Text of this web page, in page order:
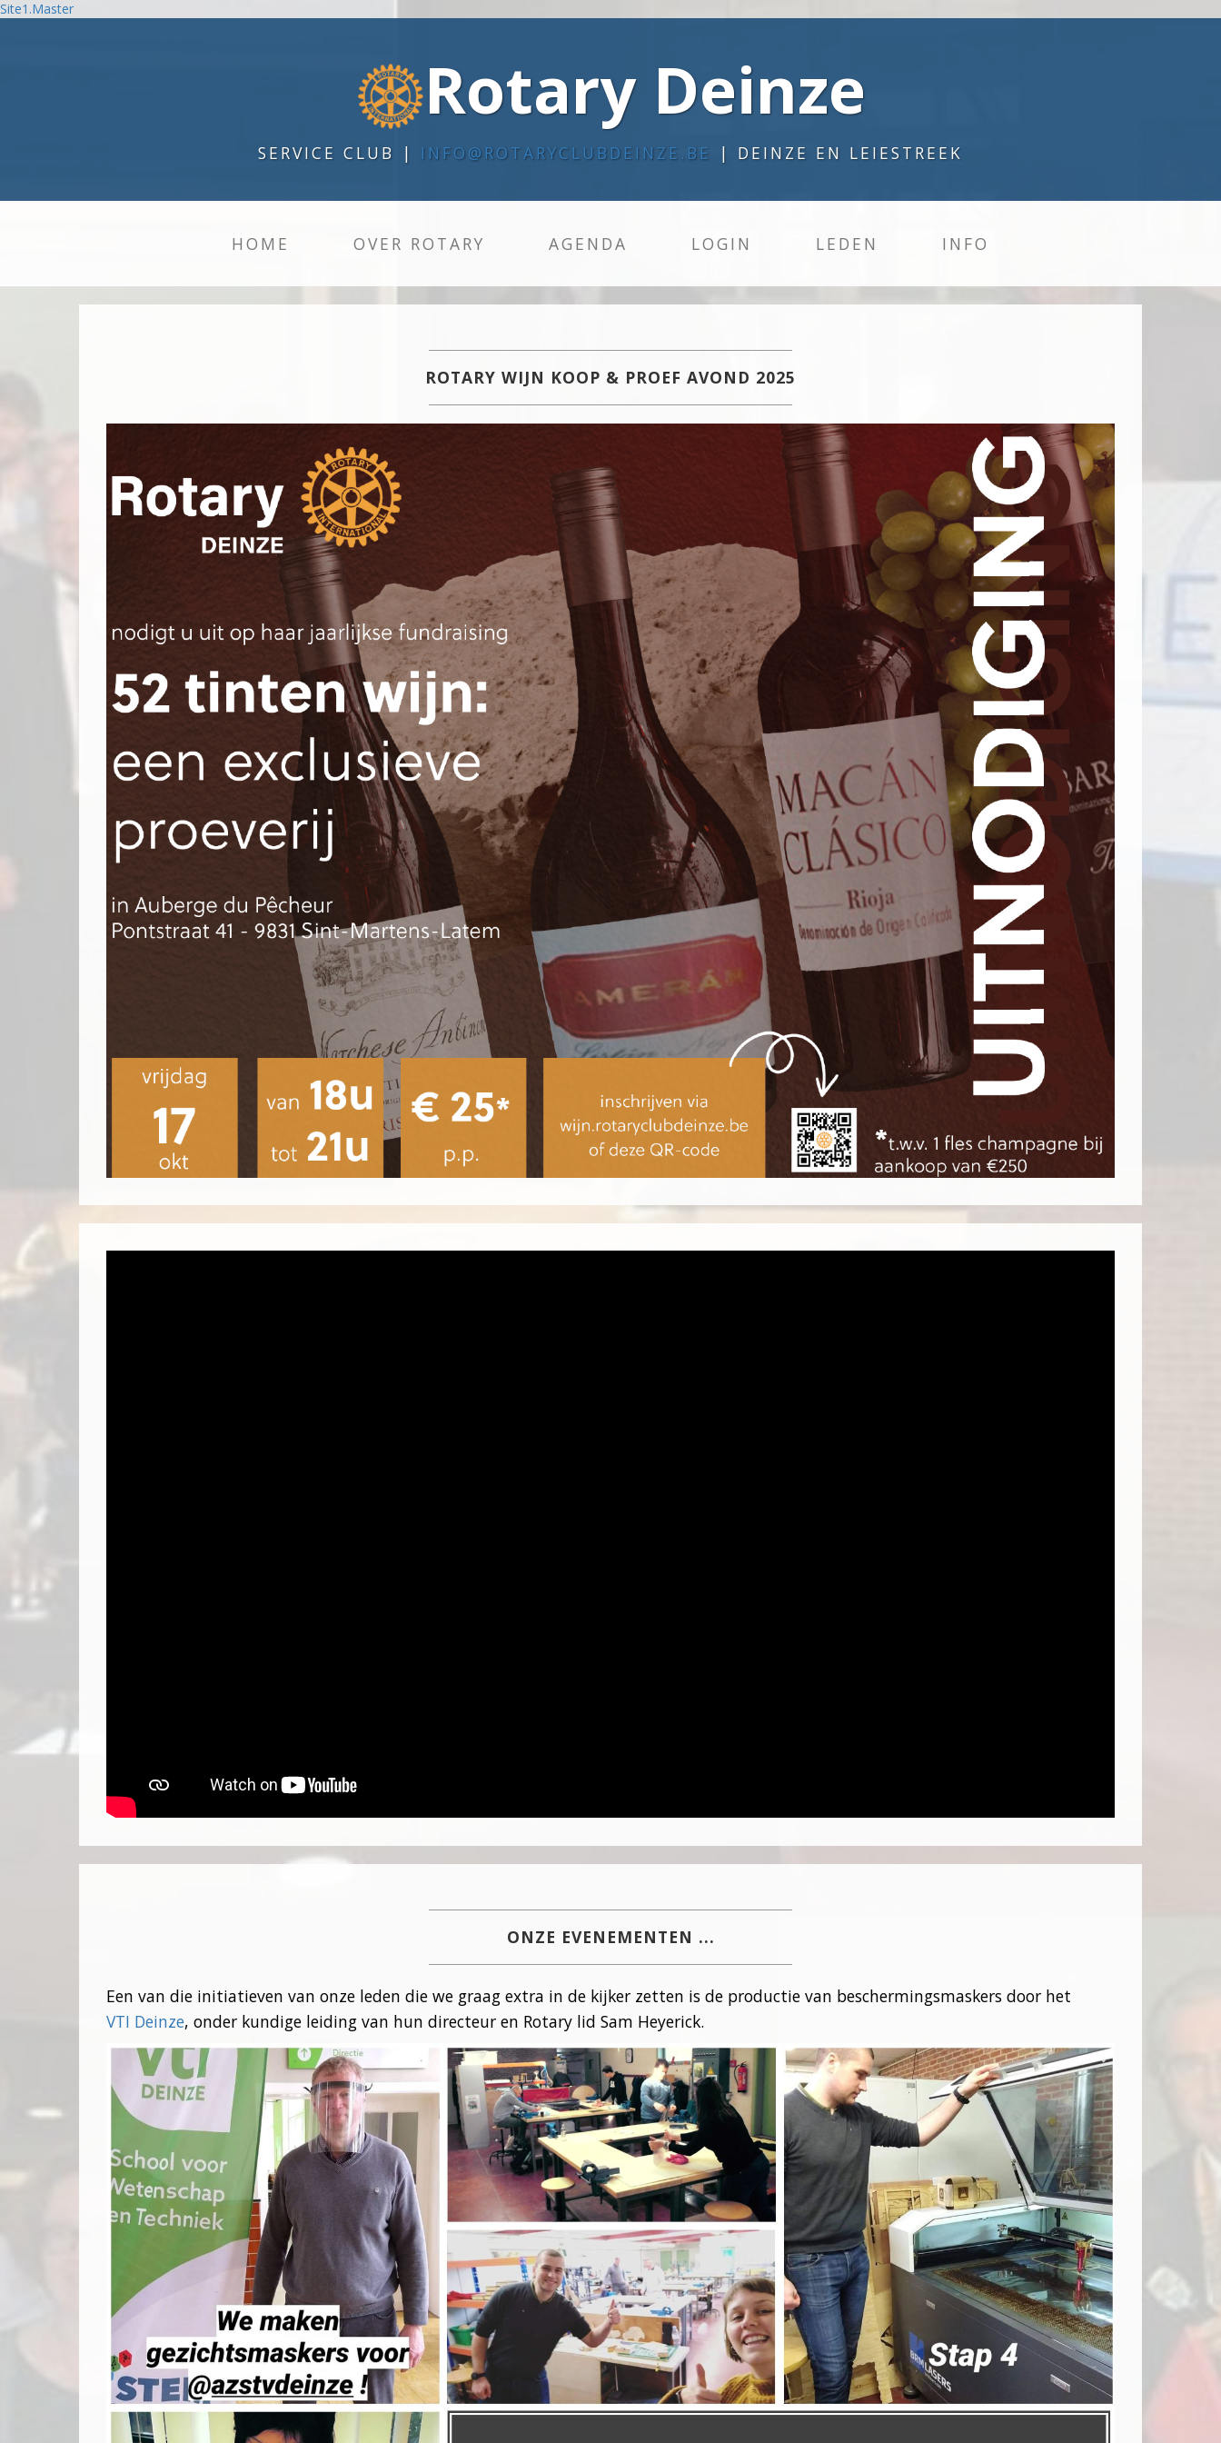
Site1.Master
Rotary Deinze
SERVICE CLUB | INFO@ROTARYCLUBDEINZE.BE | DEINZE EN LEIESTREEK
HOME OVER ROTARY AGENDA LOGIN LEDEN INFO
ROTARY WIJN KOOP & PROEF AVOND 2025
ONZE EVENEMENTEN ...
Een van die initiatieven van onze leden die we graag extra in de kijker zetten is de productie van beschermingsmaskers door het
VTI Deinze, onder kundige leiding van hun directeur en Rotary lid Sam Heyerick.